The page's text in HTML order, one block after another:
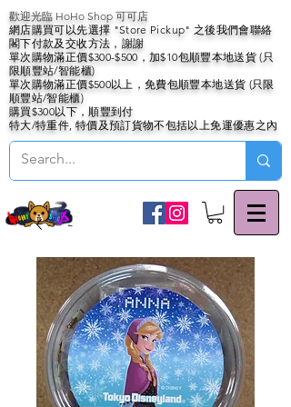
歡迎光臨 HoHo Shop 可可店
網店購買可以先選擇 "Store Pickup" 之後我們會聯絡
閣下付款及交收方法，謝謝
單次購物滿正價$300-$500，加$10包順豐本地送貨 (只
限順豐站/智能櫃)
單次購物滿正價$500以上，免費包順豐本地送貨 (只限
順豐站/智能櫃)
購買$300以下，順豐到付
特大/特重件, 特價及預訂貨物不包括以上免運優惠之內